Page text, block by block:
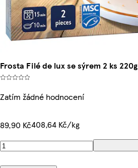
Frosta Filé de lux se sýrem 2 ks 220g
Zatím žádné hodnocení
89,90 Kč408,64 Kč/kg